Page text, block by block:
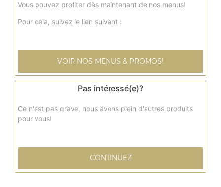
Panuzzo saumon
Cheddar, emmental, pistaches, légumes grillés
Cheddar, emmental, pistaches, légumes grillés + frites +
10.00€
Vous pouvez profiter dès maintenant de nos menus!
Pour cela, suivez le lien suivant :
VOIR NOS MENUS & PROMOS!
Pas intéressé(e)?
Ce n'est pas grave, nous avons plein d'autres produits
pour vous!
CONTINUEZ